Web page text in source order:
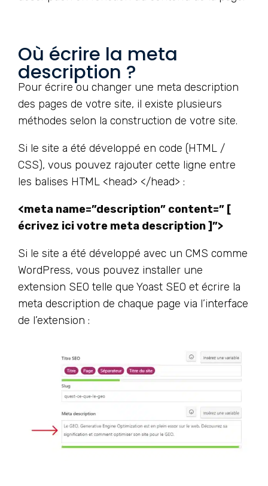
Où écrire la meta
description ?
Pour écrire ou changer une meta description
des pages de votre site, il existe plusieurs
méthodes selon la construction de votre site.
Si le site a été développé en code (HTML /
CSS), vous pouvez rajouter cette ligne entre
les balises HTML <head> </head> :
<meta name=”description” content=” [
écrivez ici votre meta description ]”>
Si le site a été développé avec un CMS comme
WordPress, vous pouvez installer une
extension SEO telle que Yoast SEO et écrire la
meta description de chaque page via l’interface
de l’extension :